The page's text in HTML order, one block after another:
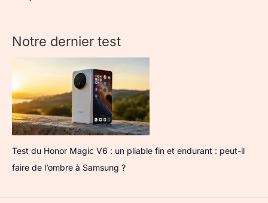
Notre dernier test
Test du Honor Magic V6 : un pliable fin et endurant : peut-il
faire de l’ombre à Samsung ?